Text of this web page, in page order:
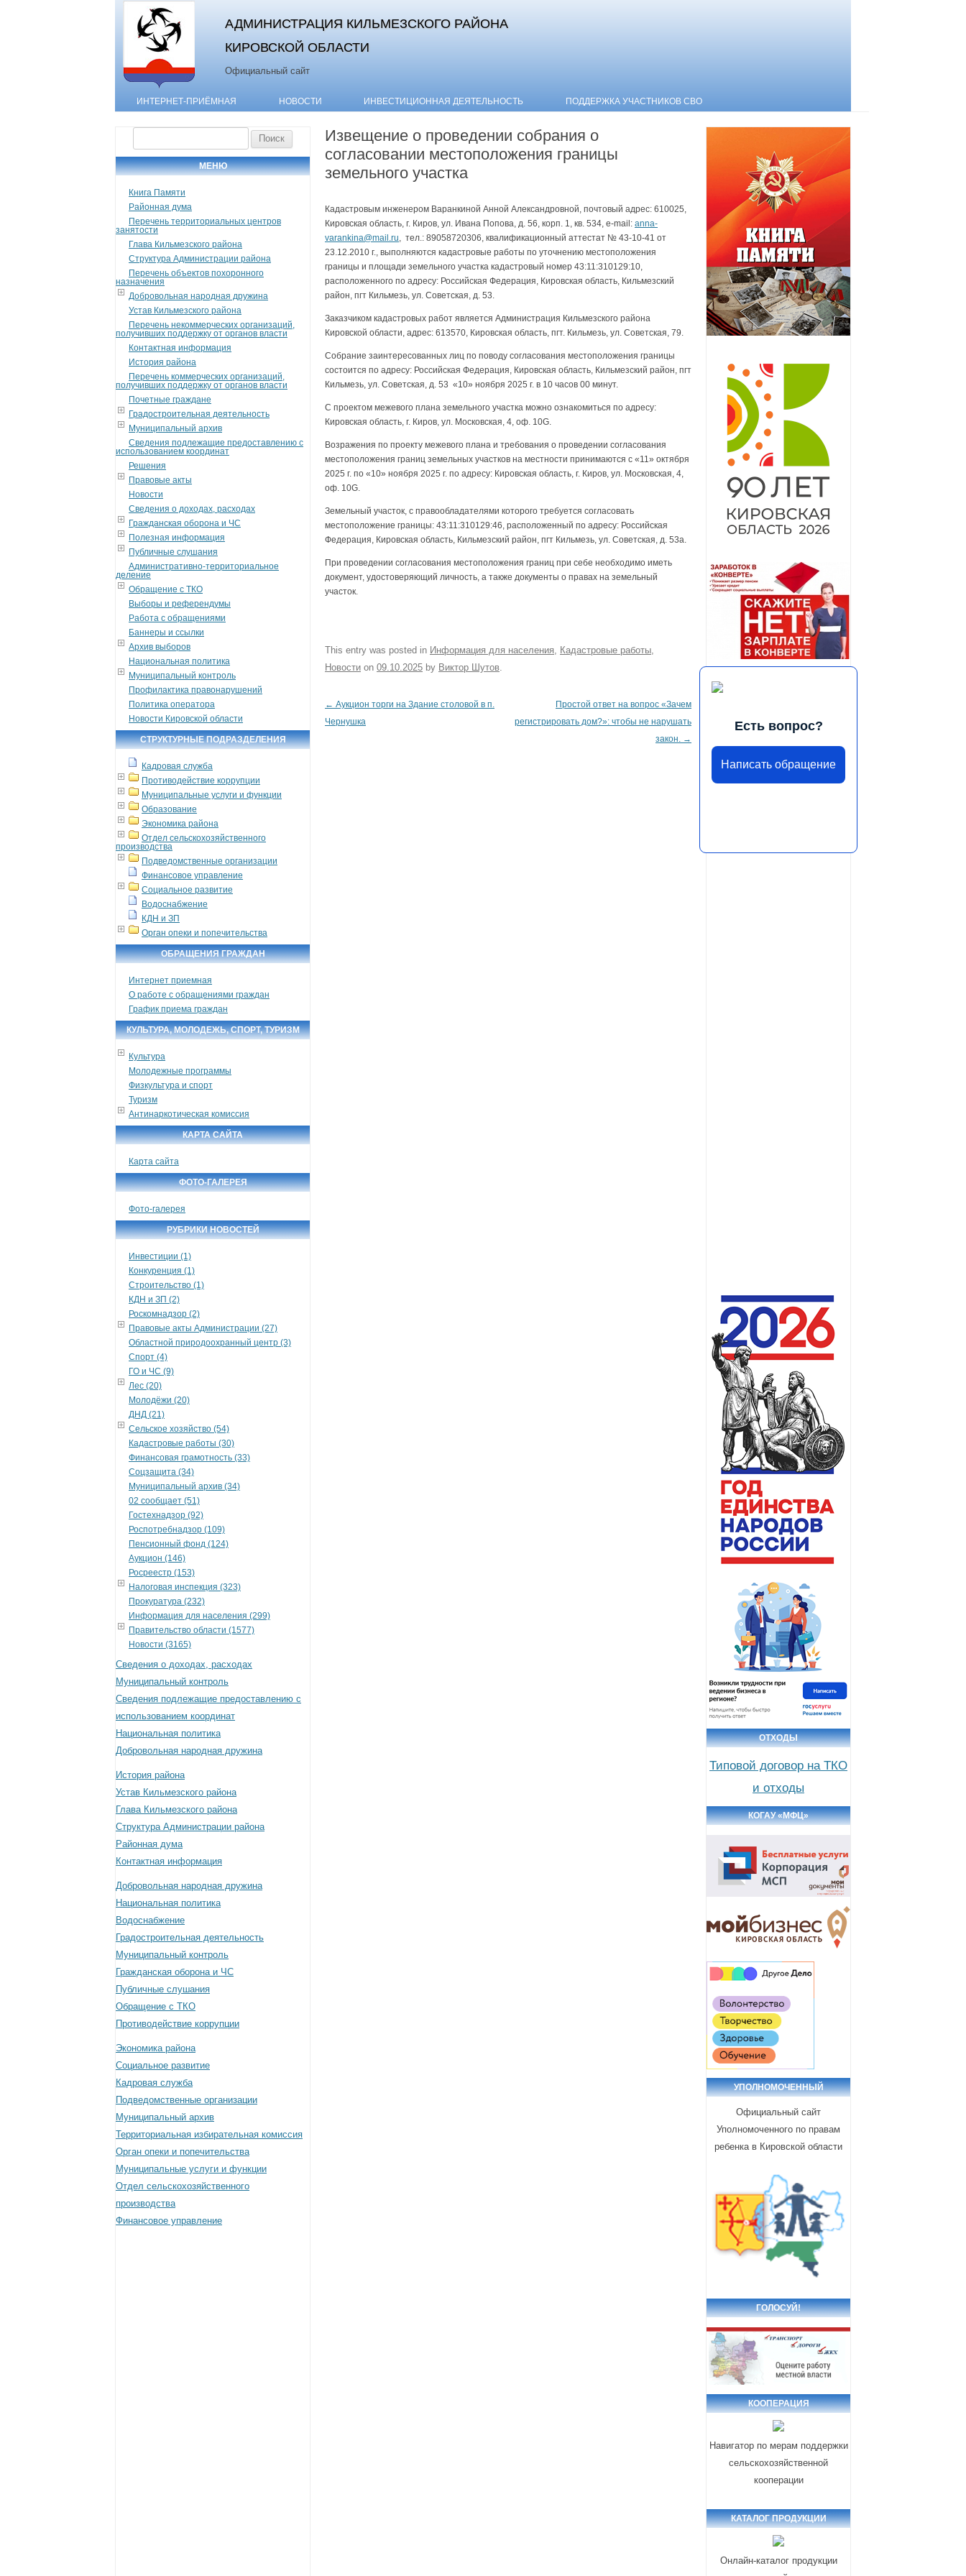
АДМИНИСТРАЦИЯ КИЛЬМЕЗСКОГО РАЙОНА
КИРОВСКОЙ ОБЛАСТИ
Официальный сайт
Skip to content
ИНТЕРНЕТ-ПРИЁМНАЯ НОВОСТИ ИНВЕСТИЦИОННАЯ ДЕЯТЕЛЬНОСТЬ ПОДДЕРЖКА УЧАСТНИКОВ СВО
МЕНЮ
Книга Памяти
Районная дума
Перечень территориальных центров
занятости
Глава Кильмезского района
Структура Администрации района
Перечень объектов похоронного
назначения
Добровольная народная дружина
Устав Кильмезского района
Перечень некоммерческих организаций,
получивших поддержку от органов власти
Контактная информация
История района
Перечень коммерческих организаций,
получивших поддержку от органов власти
Почетные граждане
Градостроительная деятельность
Муниципальный архив
Сведения подлежащие предоставлению с
использованием координат
Решения
Правовые акты
Новости
Сведения о доходах, расходах
Гражданская оборона и ЧС
Полезная информация
Публичные слушания
Административно-территориальное
деление
Обращение с ТКО
Выборы и референдумы
Работа с обращениями
Баннеры и ссылки
Архив выборов
Национальная политика
Муниципальный контроль
Профилактика правонарушений
Политика оператора
Новости Кировской области
СТРУКТУРНЫЕ ПОДРАЗДЕЛЕНИЯ
Кадровая служба
Противодействие коррупции
Муниципальные услуги и функции
Образование
Экономика района
Отдел сельскохозяйственного
производства
Подведомственные организации
Финансовое управление
Социальное развитие
Водоснабжение
КДН и ЗП
Орган опеки и попечительства
ОБРАЩЕНИЯ ГРАЖДАН
Интернет приемная
О работе с обращениями граждан
График приема граждан
КУЛЬТУРА, МОЛОДЕЖЬ, СПОРТ, ТУРИЗМ
Культура
Молодежные программы
Физкультура и спорт
Туризм
Антинаркотическая комиссия
КАРТА САЙТА
Карта сайта
ФОТО-ГАЛЕРЕЯ
Фото-галерея
РУБРИКИ НОВОСТЕЙ
Инвестиции (1)
Конкуренция (1)
Строительство (1)
КДН и ЗП (2)
Роскомнадзор (2)
Правовые акты Администрации (27)
Областной природоохранный центр (3)
Спорт (4)
ГО и ЧС (9)
Лес (20)
Молодёжи (20)
ДНД (21)
Сельское хозяйство (54)
Кадастровые работы (30)
Финансовая грамотность (33)
Соцзащита (34)
Муниципальный архив (34)
02 сообщает (51)
Гостехнадзор (92)
Роспотребнадзор (109)
Пенсионный фонд (124)
Аукцион (146)
Росреестр (153)
Налоговая инспекция (323)
Прокуратура (232)
Информация для населения (299)
Правительство области (1577)
Новости (3165)
Сведения о доходах, расходах
Муниципальный контроль
Сведения подлежащие предоставлению с
использованием координат
Национальная политика
Добровольная народная дружина
История района
Устав Кильмезского района
Глава Кильмезского района
Структура Администрации района
Районная дума
Контактная информация
Добровольная народная дружина
Национальная политика
Водоснабжение
Градостроительная деятельность
Муниципальный контроль
Гражданская оборона и ЧС
Публичные слушания
Обращение с ТКО
Противодействие коррупции
Экономика района
Социальное развитие
Кадровая служба
Подведомственные организации
Муниципальный архив
Территориальная избирательная комиссия
Орган опеки и попечительства
Муниципальные услуги и функции
Отдел сельскохозяйственного
производства
Финансовое управление
Извещение о проведении собрания о
согласовании местоположения границы
земельного участка
Кадастровым инженером Варанкиной Анной Александровной, почтовый адрес: 610025,
Кировская область, г. Киров, ул. Ивана Попова, д. 56, корп. 1, кв. 534, e-mail: anna-
varankina@mail.ru, тел.: 89058720306, квалификационный аттестат № 43-10-41 от
23.12.2010 г., выполняются кадастровые работы по уточнению местоположения
границы и площади земельного участка кадастровый номер 43:11:310129:10,
расположенного по адресу: Российская Федерация, Кировская область, Кильмезский
район, пгт Кильмезь, ул. Советская, д. 53.
Заказчиком кадастровых работ является Администрация Кильмезского района
Кировской области, адрес: 613570, Кировская область, пгт. Кильмезь, ул. Советская, 79.
Собрание заинтересованных лиц по поводу согласования местоположения границы
состоится по адресу: Российская Федерация, Кировская область, Кильмезский район, пгт
Кильмезь, ул. Советская, д. 53 «10» ноября 2025 г. в 10 часов 00 минут.
С проектом межевого плана земельного участка можно ознакомиться по адресу:
Кировская область, г. Киров, ул. Московская, 4, оф. 10G.
Возражения по проекту межевого плана и требования о проведении согласования
местоположения границ земельных участков на местности принимаются с «11» октября
2025 г. по «10» ноября 2025 г. по адресу: Кировская область, г. Киров, ул. Московская, 4,
оф. 10G.
Земельный участок, с правообладателями которого требуется согласовать
местоположение границы: 43:11:310129:46, расположенный по адресу: Российская
Федерация, Кировская область, Кильмезский район, пгт Кильмезь, ул. Советская, д. 53а.
При проведении согласования местоположения границ при себе необходимо иметь
документ, удостоверяющий личность, а также документы о правах на земельный
участок.
This entry was posted in Информация для населения Кадастровые работы
Новости on 09.10.2025 by Виктор Шутов
Post navigation
← Аукцион торги на Здание столовой в п.
Чернушка
Простой ответ на вопрос «Зачем
регистрировать дом?»: чтобы не нарушать
закон. →
Есть вопрос?
Написать обращение
ОТХОДЫ
Типовой договор на ТКО
и отходы
КОГАУ «МФЦ»
УПОЛНОМОЧЕННЫЙ
Официальный сайт
Уполномоченного по правам
ребенка в Кировской области
ГОЛОСУЙ!
КООПЕРАЦИЯ
Навигатор по мерам поддержки
сельскохозяйственной
кооперации
КАТАЛОГ ПРОДУКЦИИ
Онлайн-каталог продукции